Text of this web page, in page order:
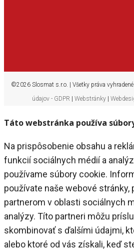
©2026 Slosmat s.r.o. | Všetky práva vyhradené |
údajov - GDPR
Webstránky
Táto webstránka používa
Na prispôsobenie obsahu a
funkcií sociálnych médií a
používame súbory cookie.
používate naše webové
partnerom v oblasti sociálnych
analýzy. Títo partneri môžu
skombinovať s ďalšími údajmi,
alebo ktoré od vás získali, keď